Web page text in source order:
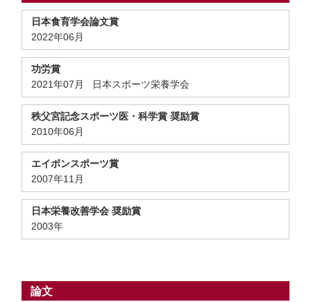
日本食育学会論文賞
2022年06月
功労賞
2021年07月 日本スポーツ栄養学会
秩父宮記念スポーツ医・科学賞 奨励賞
2010年06月
エイボンスポーツ賞
2007年11月
日本栄養改善学会 奨励賞
2003年
論文